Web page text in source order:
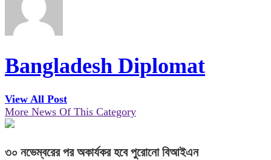
Bangladesh Diplomat
View All Post
More News Of This Category
৩০ নভেম্বরের পর অকার্যকর হবে পুরোনো বিআইএন